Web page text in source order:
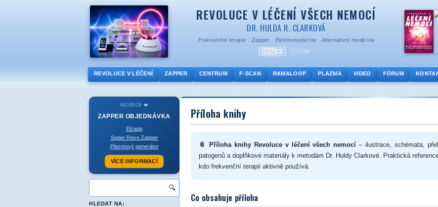
REVOLUCE V LÉČENÍ VŠECH NEMOCÍ
DR. HULDA R. CLARKOVÁ
Frekvenční terapie · Zapper · Elektromedicína ·Alternativní medicína
🇨🇿 CZ 🇸🇰SK
REVOLUCE V LÉČENÍ ZAPPER CENTRUM F-SCAN RAMALOOP PLAZMA VIDEO FÓRUM
INZERCE ❤️
ZAPPER OBJEDNÁVKA
Elzapp
Super Ravo Zapper
Plazmový generátor
VÍCE INFORMACÍ
🔍
HLEDAT NA:
Příloha knihy
📎 Příloha knihy Revoluce v léčení všech nemocí – ilustrace, schémata,
patogenů a doplňkové materiály k metodám Dr. Huldy Clarkové. Praktická
kdo frekvenční terapii aktivně používá.
Co obsahuje příloha